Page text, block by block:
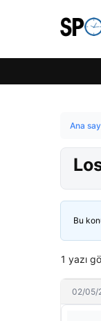
Ana
Bu
1 yazı
02/05/